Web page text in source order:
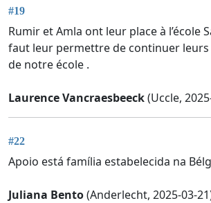
#19
Rumir et Amla ont leur place à l’école
faut leur permettre de continuer
de notre école .
Laurence Vancraesbeeck(Uccle,
#22
Apoio está família estabelecida na
Juliana Bento(Anderlecht, 2025-03-